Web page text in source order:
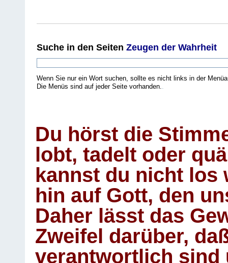
Suche in den Seiten Zeugen der Wahrheit
Wenn Sie nur ein Wort suchen, sollte es nicht links in der
Die Menüs sind auf jeder Seite vorhanden.
Du hörst die
lobt, tadelt oder
kannst du nicht los
hin auf Gott, den
Daher lässt das
Zweifel darüber,
verantwortlich sind